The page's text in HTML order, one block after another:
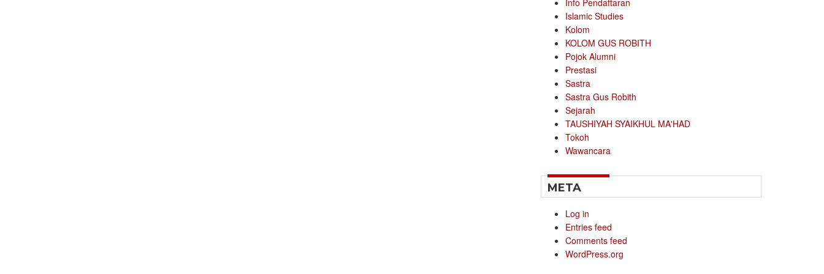
Info Pendaftaran
Islamic Studies
Kolom
KOLOM GUS ROBITH
Pojok Alumni
Prestasi
Sastra
Sastra Gus Robith
Sejarah
TAUSHIYAH SYAIKHUL MA'HAD
Tokoh
Wawancara
META
Log in
Entries feed
Comments feed
WordPress.org